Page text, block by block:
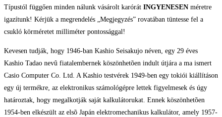
Típustól függően minden nálunk vásárolt karórát INGYENESEN méretre
igazítunk! Kérjük a megrendelés „Megjegyzés” rovatában tüntesse fel a
csukló körméretet milliméter pontossággal!
Kevesen tudják, hogy 1946-ban Kashio Seisakujo néven, egy 29 éves
Kashio Tadao nevû fiatalembernek köszönhetõen indult útjára a ma ismert
Casio Computer Co. Ltd. A Kashio testvérek 1949-ben egy tokiói kiállításon
egy új termékre, az elektronikus számológépre lettek figyelmesek és úgy
határoztak, hogy megalkotják saját kalkulátorukat. Ennek köszönhetõen
1954-ben elkészült az elsõ Japán elektromechanikus kalkulátor, amely 1957-